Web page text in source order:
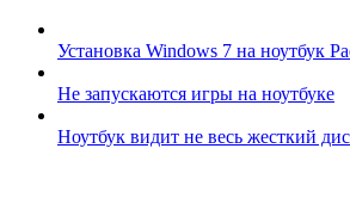
Установка Windows 7 на ноутбук
Не запускаются игры на ноутбуке
Ноутбук видит не весь жесткий